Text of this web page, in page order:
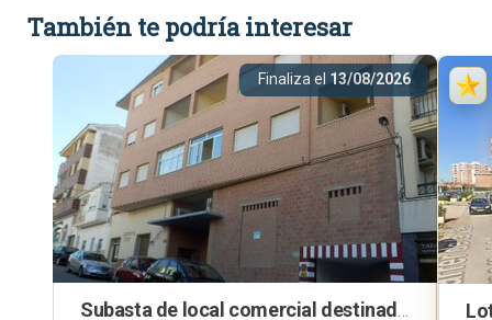
También te podría interesar
Finaliza el 13/08/2026